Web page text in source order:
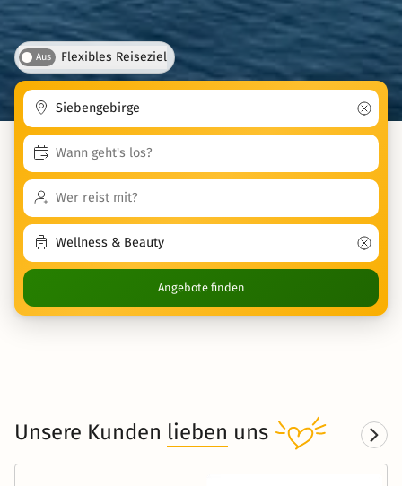
Aus Flexibles Reiseziel
Angebote finden
Unsere Kunden lieben uns